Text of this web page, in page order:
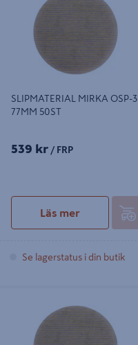
SLIPMATERIAL MIRKA OSP-3
77MM 50ST
539 kr / FRP
Läs mer
Se lagerstatus i din butik